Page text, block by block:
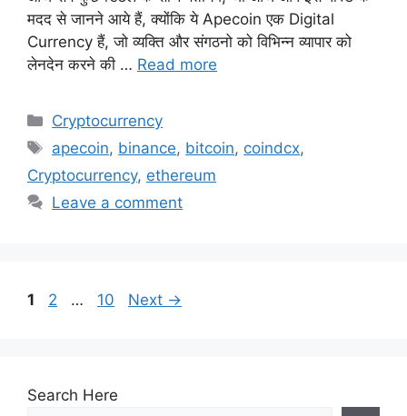
मदद से जानने आये हैं, क्योंकि ये Apecoin एक Digital
Currency हैं, जो व्यक्ति और संगठनो को विभिन्न व्यापार को
लेनदेन करने की … Read more
Categories
Cryptocurrency
Tags
apecoin, binance, bitcoin, coindcx,
Cryptocurrency, ethereum
Leave a comment
Page
1 Page
2 … Page
10 Next →
Search Here